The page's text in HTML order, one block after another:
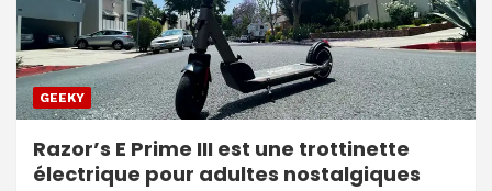
GEEKY
Razor’s E Prime III est une trottinette
électrique pour adultes nostalgiques